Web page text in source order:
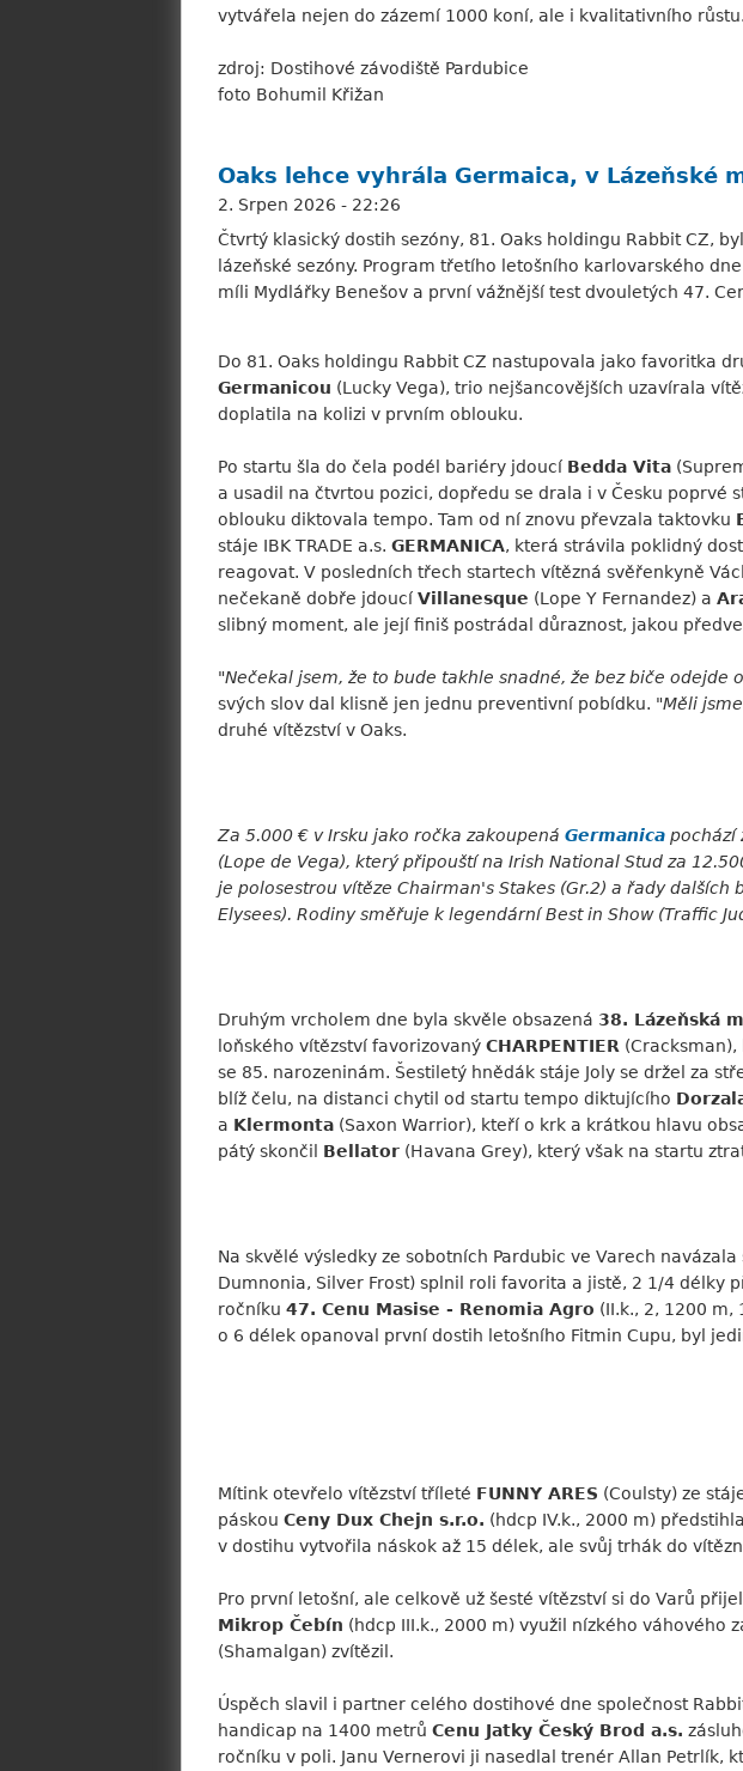
vytvářela nejen do zázemí 1000 koní, ale i kvalitativního růstu.
zdroj: Dostihové závodiště Pardubice
foto Bohumil Křižan
Oaks lehce vyhrála Germaica, v Lázeňské
2. Srpen 2026 - 22:26
Čtvrtý klasický dostih sezóny, 81. Oaks holdingu Rabbit CZ,
lázeňské sezóny. Program třetího letošního karlovarského
míli Mydlářky Benešov a první vážnější test dvouletých 47.
Do 81. Oaks holdingu Rabbit CZ nastupovala jako favoritka
Germanicou (Lucky Vega), trio nejšancovějších uzavírala
doplatila na kolizi v prvním oblouku.
Po startu šla do čela podél bariéry jdoucí Bedda Vita
a usadil na čtvrtou pozici, dopředu se drala i v Česku poprvé
oblouku diktovala tempo. Tam od ní znovu převzala taktovku
stáje IBK TRADE a.s. GERMANICA, která strávila poklidný
reagovat. V posledních třech startech vítězná svěřenkyně
nečekaně dobře jdoucí Villanesque (Lope Y Fernandez) a
slibný moment, ale její finiš postrádal důraznost, jakou
"Nečekal jsem, že to bude takhle snadné, že bez biče odejde
svých slov dal klisně jen jednu preventivní pobídku. "Měli
druhé vítězství v Oaks.
Za 5.000 € v Irsku jako ročka zakoupená Germanica pochází
(Lope de Vega), který připouští na Irish National Stud za
je polosestrou vítěze Chairman's Stakes (Gr.2) a řady dalších
Elysees). Rodiny směřuje k legendární Best in Show
Druhým vrcholem dne byla skvěle obsazená 38. Lázeňská
loňského vítězství favorizovaný CHARPENTIER
se 85. narozeninám. Šestiletý hnědák stáje Joly se držel za
blíž čelu, na distanci chytil od startu tempo diktujícího
a Klermonta (Saxon Warrior), kteří o krk a krátkou hlavu
pátý skončil Bellator (Havana Grey), který však na startu
Na skvělé výsledky ze sobotních Pardubic ve Varech
Dumnonia, Silver Frost) splnil roli favorita a jistě, 2 1/4 délky
ročníku 47. Cenu Masise - Renomia Agro (II.k., 2, 1200 m,
o 6 délek opanoval první dostih letošního Fitmin Cupu, byl
Mítink otevřelo vítězství tříleté FUNNY ARES (Coulsty) ze
páskou Ceny Dux Chejn s.r.o. (hdcp IV.k., 2000 m)
v dostihu vytvořila náskok až 15 délek, ale svůj trhák do
Pro první letošní, ale celkově už šesté vítězství si do Varů
Mikrop Čebín (hdcp III.k., 2000 m) využil nízkého váhového
(Shamalgan) zvítězil.
Úspěch slavil i partner celého dostihové dne společnost
handicap na 1400 metrů Cenu Jatky Český Brod a.s.
ročníku v poli. Janu Vernerovi ji nasedlal trenér Allan Petrlík,